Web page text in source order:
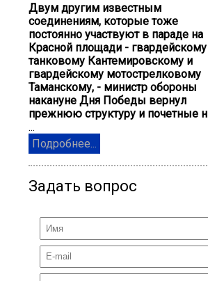
Двум другим известным
соединениям, которые тоже
постоянно участвуют в параде на
Красной площади - гвардейскому
танковому Кантемировскому и
гвардейскому мотострелковому
Таманскому, - министр обороны
накануне Дня Победы вернул
прежнюю структуру и почетные н
...
Подробнее...
Задать вопрос